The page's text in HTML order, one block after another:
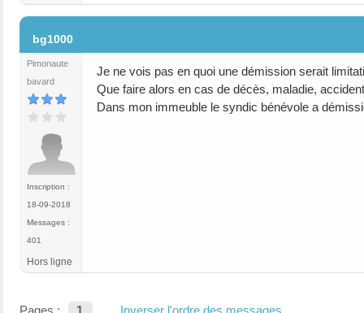
bg1000
Pimonaute
bavard
Inscription :
18-09-2018
Messages :
401
Je ne vois pas en quoi une démission serait
Que faire alors en cas de décès, maladie,
Dans mon immeuble le syndic bénévole a
Hors ligne
Pages : 1 Inverser l'ordre des messages